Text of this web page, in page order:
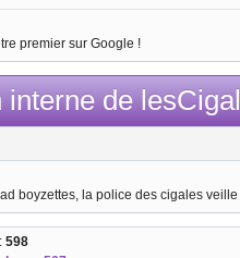
premier sur Google !
de
boyzettes, la police des cigales veille
598